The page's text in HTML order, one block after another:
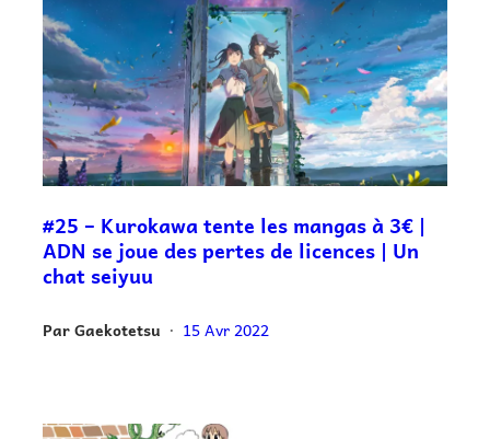
#25 – Kurokawa tente les mangas à 3€ |
ADN se joue des pertes de licences | Un
chat seiyuu
ParGaekotetsu • 15 Avr 2022